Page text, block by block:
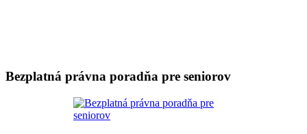
Bezplatná právna poradňa pre seniorov